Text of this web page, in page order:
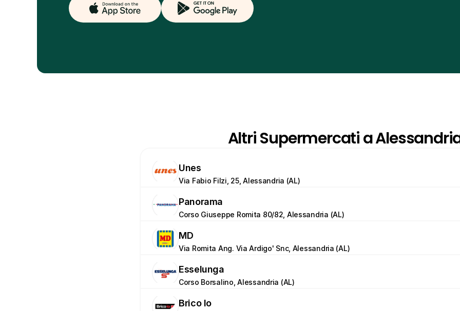
Altri Supermercati a
Unes
Via Fabio Filzi, 25, Alessandria (AL)
Panorama
Corso Giuseppe Romita 80/82, Alessandria (AL)
MD
Via Romita Ang. Via Ardigo' Snc, Alessandria (AL)
Esselunga
Corso Borsalino, Alessandria (AL)
Brico Io